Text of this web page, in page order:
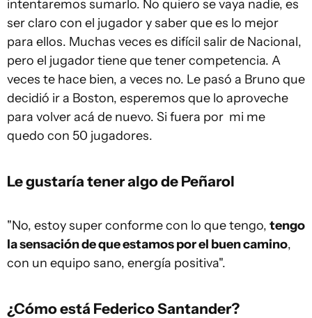
intentaremos sumarlo. No quiero se vaya nadie, es
ser claro con el jugador y saber que es lo mejor
para ellos. Muchas veces es difícil salir de Nacional,
pero el jugador tiene que tener competencia. A
veces te hace bien, a veces no. Le pasó a Bruno que
decidió ir a Boston, esperemos que lo aproveche
para volver acá de nuevo. Si fuera por mi me
quedo con 50 jugadores.
Le gustaría tener algo de Peñarol
"No, estoy super conforme con lo que tengo, tengo
la sensación de que estamos por el buen camino,
con un equipo sano, energía positiva".
¿Cómo está Federico Santander?